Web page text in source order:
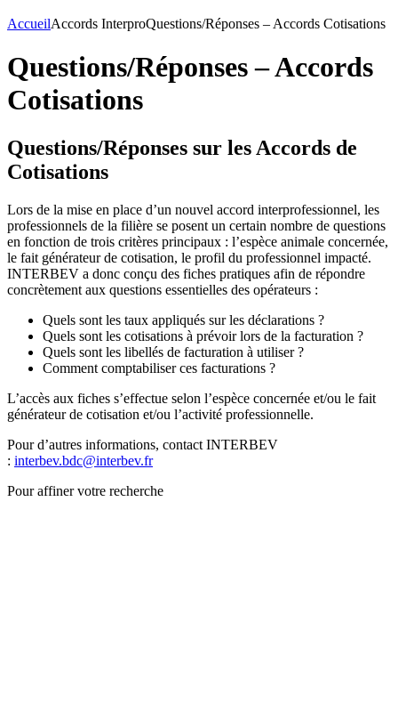
AccueilAccords InterproQuestions/Réponses – Accords Cotisations
Questions/Réponses – Accords
Cotisations
Questions/Réponses sur les Accords de
Cotisations
Lors de la mise en place d’un nouvel accord interprofessionnel, les
professionnels de la filière se posent un certain nombre de questions
en fonction de trois critères principaux : l’espèce animale concernée,
le fait générateur de cotisation, le profil du professionnel impacté.
INTERBEV a donc conçu des fiches pratiques afin de répondre
concrètement aux questions essentielles des opérateurs :
Quels sont les taux appliqués sur les déclarations ?
Quels sont les cotisations à prévoir lors de la facturation ?
Quels sont les libellés de facturation à utiliser ?
Comment comptabiliser ces facturations ?
L’accès aux fiches s’effectue selon l’espèce concernée et/ou le fait
générateur de cotisation et/ou l’activité professionnelle.
Pour d’autres informations, contact INTERBEV
: interbev.bdc@interbev.fr
Pour affiner votre recherche